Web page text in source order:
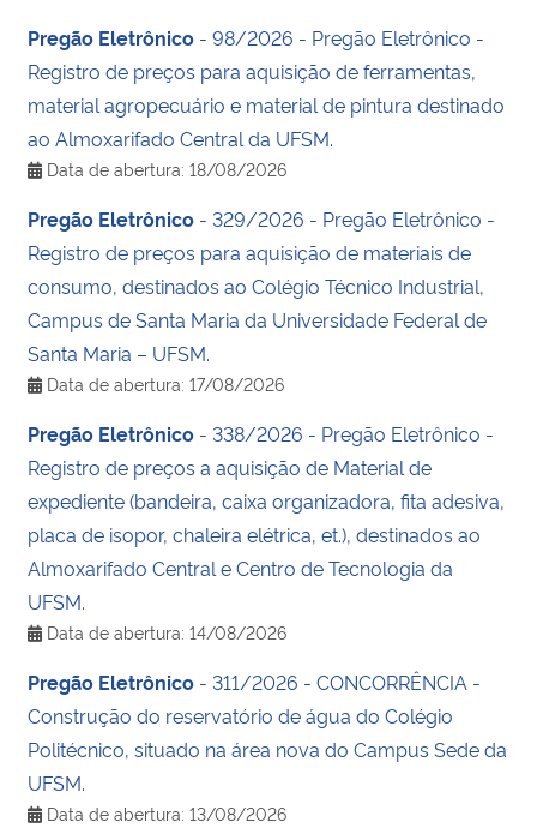
Gabinete de Segurança Institucional
Advocacia-Geral da União
Banco Central do Brasil
Planalto
Pregão Eletrônico - 98/2026 - Pregão Eletrônico -
Registro de preços para aquisição de ferramentas,
material agropecuário e material de pintura destinado
ao Almoxarifado Central da UFSM.
Data de abertura: 18/08/2026
Pregão Eletrônico - 329/2026 - Pregão Eletrônico -
Registro de preços para aquisição de materiais de
consumo, destinados ao Colégio Técnico Industrial,
Campus de Santa Maria da Universidade Federal de
Santa Maria – UFSM.
Data de abertura: 17/08/2026
Pregão Eletrônico - 338/2026 - Pregão Eletrônico -
Registro de preços a aquisição de Material de
expediente (bandeira, caixa organizadora, fita adesiva,
placa de isopor, chaleira elétrica, et.), destinados ao
Almoxarifado Central e Centro de Tecnologia da
UFSM.
Data de abertura: 14/08/2026
Pregão Eletrônico - 311/2026 - CONCORRÊNCIA -
Construção do reservatório de água do Colégio
Politécnico, situado na área nova do Campus Sede da
UFSM.
Data de abertura: 13/08/2026